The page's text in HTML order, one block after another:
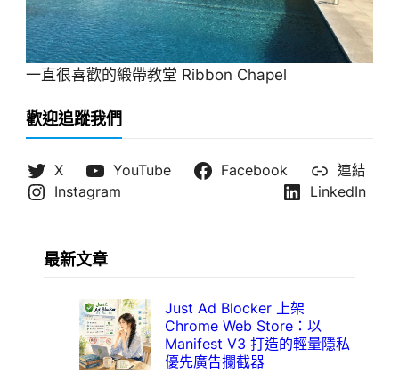
一直很喜歡的緞帶教堂 Ribbon Chapel
歡迎追蹤我們
X YouTube Facebook
連結
Instagram
LinkedIn
最新文章
Just Ad Blocker 上架
Chrome Web Store：以
Manifest V3 打造的輕量隱私
優先廣告攔截器